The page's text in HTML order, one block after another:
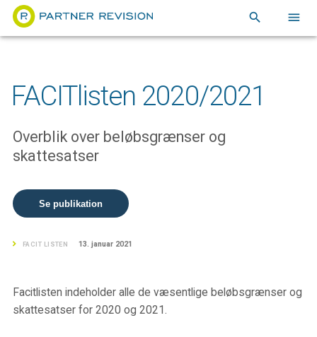
search menu
FACITlisten 2020/2021
Overblik over beløbsgrænser og
skattesatser
Se publikation
FACIT LISTEN 13. januar 2021
Facitlisten indeholder alle de væsentlige beløbsgrænser og
skattesatser for 2020 og 2021.